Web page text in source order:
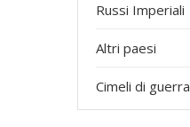
Russi Imperiali
Altri paesi
Cimeli di guerra